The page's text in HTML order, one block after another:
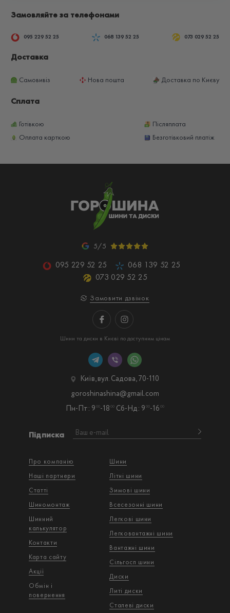
Замовляйте за телефонами
095 229 52 25 068 139 52 25 073 029 52 25
Доставка
Самовивіз Нова пошта Доставка по Києву
Сплата
Готівкою
Післяплата
Оплата карткою
Безготівковий платіж
5/5
095 229 52 25
068 139 52 25
073 029 52 25
Замовити дзвінок
Шини та диски в Києві по доступним цінам
Про компанію
Наші партнери
Статті
Шиномонтаж
Шинний
калькулятор
Контакти
Карта сайту
Акції
Обмін і
повернення
Шини
Літні шини
Зимові шини
Всесезонні шини
Легкові шини
Легковантажнi шини
Вантажнi шини
Сільгосп шини
Диски
Литі диски
Сталеві диски
Підписка
Київ, вул. Садова, 70-110
Пн-Пт: 9 00-18 00 Сб-Нд: 9 00-16 00
goroshinashina@gmail.com